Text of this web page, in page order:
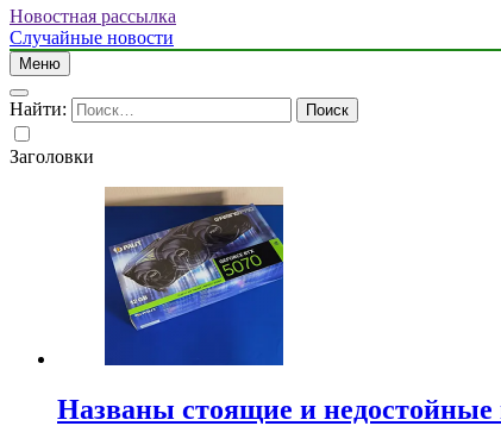
Новостная рассылка
Случайные новости
Меню
Найти:
Заголовки
Названы стоящие и